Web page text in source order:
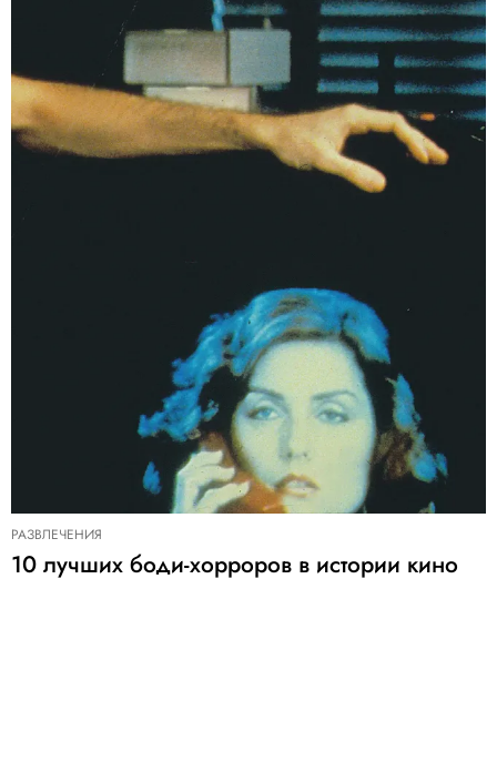
РАЗВЛЕЧЕНИЯ
10 лучших боди-хорроров в истории кино